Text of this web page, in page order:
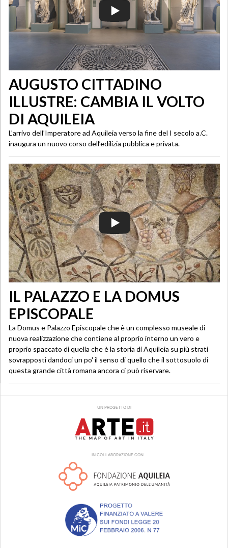
AUGUSTO CITTADINO
ILLUSTRE: CAMBIA IL VOLTO
DI AQUILEIA
L’arrivo dell’Imperatore ad Aquileia verso la fine del I secolo a.C.
inaugura un nuovo corso dell’edilizia pubblica e privata.
IL PALAZZO E LA DOMUS
EPISCOPALE
La Domus e Palazzo Episcopale che è un complesso museale di
nuova realizzazione che contiene al proprio interno un vero e
proprio spaccato di quella che è la storia di Aquileia su più strati
sovrapposti dandoci un po' il senso di quello che il sottosuolo di
questa grande città romana ancora ci può riservare.
UN PROGETTO DI
IN COLLABORAZIONE CON